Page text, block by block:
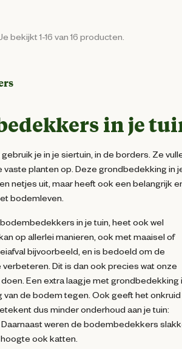
bekijkt 1-16 van 16 producten.
in je
je in je siertuin, in de borders. Ze
vaste planten op. Deze grondbedekking in
netjes uit, maar heeft ook een belangrijk
bodemleven.
in je tuin, heet ook wel
op allerlei manieren, ook met maaisel of
bijvoorbeeld, en is bedoeld om de
Dit is dan ook precies wat onze
Een extra laagje met grondbedekking
van de bodem tegen. Ook geeft het onkruid
dus minder onderhoud aan je tuin:
weren de bodembedekkers
ook katten.